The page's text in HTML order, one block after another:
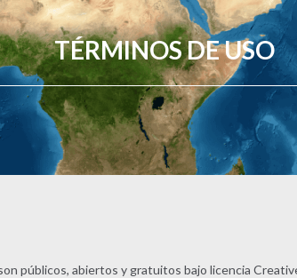
TÉRMINOS DE USO
públicos, abiertos y gratuitos bajo licencia